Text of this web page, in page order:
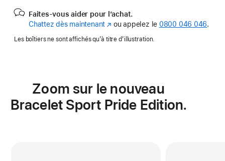
Faites-vous aider pour l’achat.
Chattez dès maintenant (s’ouvre
une
ou appelez le 0800 046 046.
Les boîtiers ne sont affichés qu’à titre d’illustration.
Zoom sur le nouveau
Bracelet Sport Pride Edition.